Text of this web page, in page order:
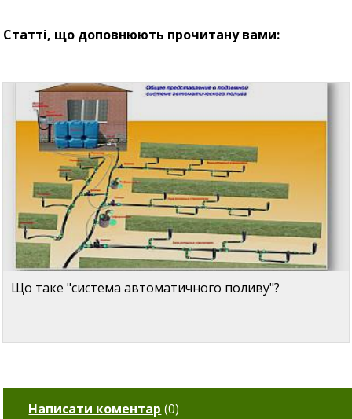
Статті, що доповнюють прочитану вами:
Що таке "система автоматичного поливу"?
Написати коментар (0)